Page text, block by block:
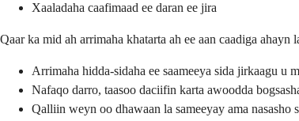
Xaaladaha caafimaad ee daran ee jira
Qaar ka mid ah arrimaha khatarta ah ee aan caadiga
Arrimaha hidda-sidaha ee saameeya sida jirkaagu u
Nafaqo darro, taasoo daciifin karta awoodda
Qalliin weyn oo dhawaan la sameeyay ama nasasho